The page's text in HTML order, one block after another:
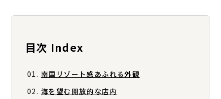
目次 Index
南国リゾート感あふれる外観
海を望む開放的な店内